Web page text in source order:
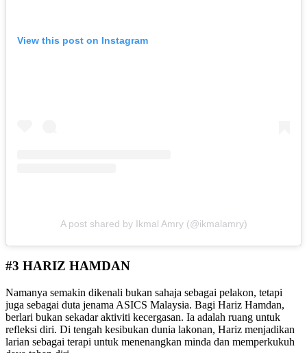
View this post on Instagram
A post shared by Ikmal Amry (@ikmalamry)
#3 HARIZ HAMDAN
Namanya semakin dikenali bukan sahaja sebagai pelakon, tetapi
juga sebagai duta jenama ASICS Malaysia. Bagi Hariz Hamdan,
berlari bukan sekadar aktiviti kecergasan. Ia adalah ruang untuk
refleksi diri. Di tengah kesibukan dunia lakonan, Hariz menjadikan
larian sebagai terapi untuk menenangkan minda dan memperkukuh